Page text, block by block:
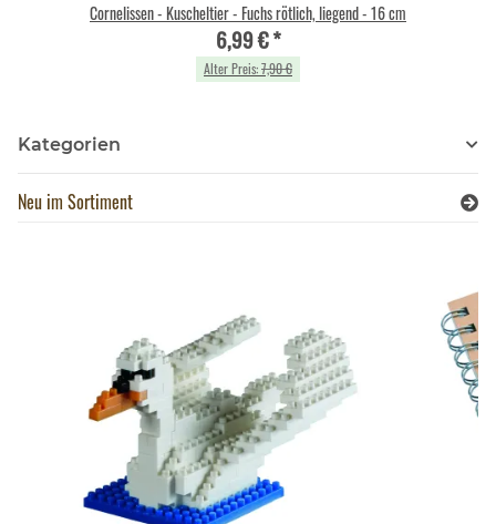
Cornelissen - Kuscheltier - Fuchs rötlich, liegend - 16 cm
6,99 €*
Alter Preis:7,90 €
Kategorien
Neu im Sortiment